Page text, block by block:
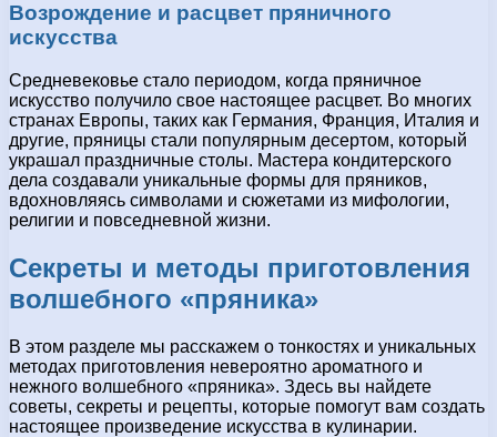
Возрождение и расцвет пряничного
искусства
Средневековье стало периодом, когда пряничное
искусство получило свое настоящее расцвет. Во многих
странах Европы, таких как Германия, Франция, Италия и
другие, пряницы стали популярным десертом, который
украшал праздничные столы. Мастера кондитерского
дела создавали уникальные формы для пряников,
вдохновляясь символами и сюжетами из мифологии,
религии и повседневной жизни.
Секреты и методы приготовления
волшебного «пряника»
В этом разделе мы расскажем о тонкостях и уникальных
методах приготовления невероятно ароматного и
нежного волшебного «пряника». Здесь вы найдете
советы, секреты и рецепты, которые помогут вам создать
настоящее произведение искусства в кулинарии.